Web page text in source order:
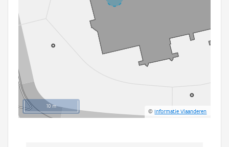
10 m
©Informatie Vlaanderen